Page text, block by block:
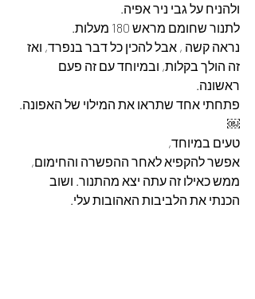
ולהניח על גבי ניר אפיה.
לתנור שחומם מראש 180 מעלות.
נראה קשה , אבל להכין כל דבר בנפרד, ואז
זה הולך בקלות, ובמיוחד עם זה פעם
ראשונה.
פתחתי אחד שתראו את המילוי של האפונה.
￼
טעים במיוחד,
אפשר להקפיא לאחר ההפשרה והחימום,
ממש כאילו זה עתה יצא מהתנור. ושוב
הכנתי את הלביבות האהובות עלי.